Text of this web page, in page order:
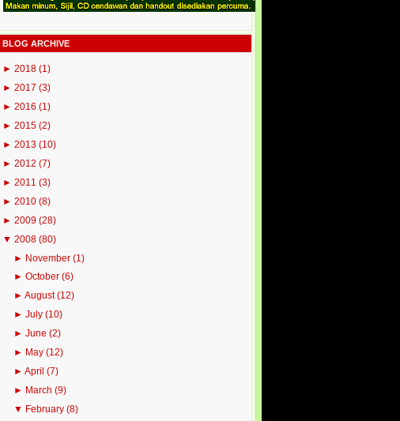
BLOG ARCHIVE
► 2018 (1)
► 2017 (3)
► 2016 (1)
► 2015 (2)
► 2013 (10)
► 2012 (7)
► 2011 (3)
► 2010 (8)
► 2009 (28)
▼ 2008 (80)
► November(1)
►October(6)
►August(12)
►July(10)
►June(2)
► May(12)
►April(7)
► March(9)
▼ February(8)